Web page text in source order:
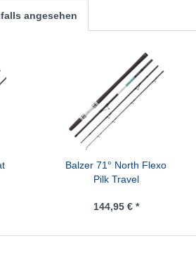
angesehen
Balzer 71° North Flexo
Pilk Travel
144,95 € *